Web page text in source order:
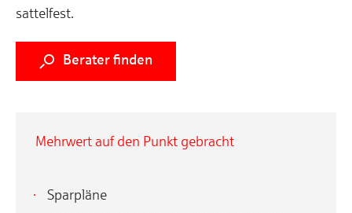
sattelfest.
s Berater finden
Mehrwert auf den Punkt gebracht
Sparpläne